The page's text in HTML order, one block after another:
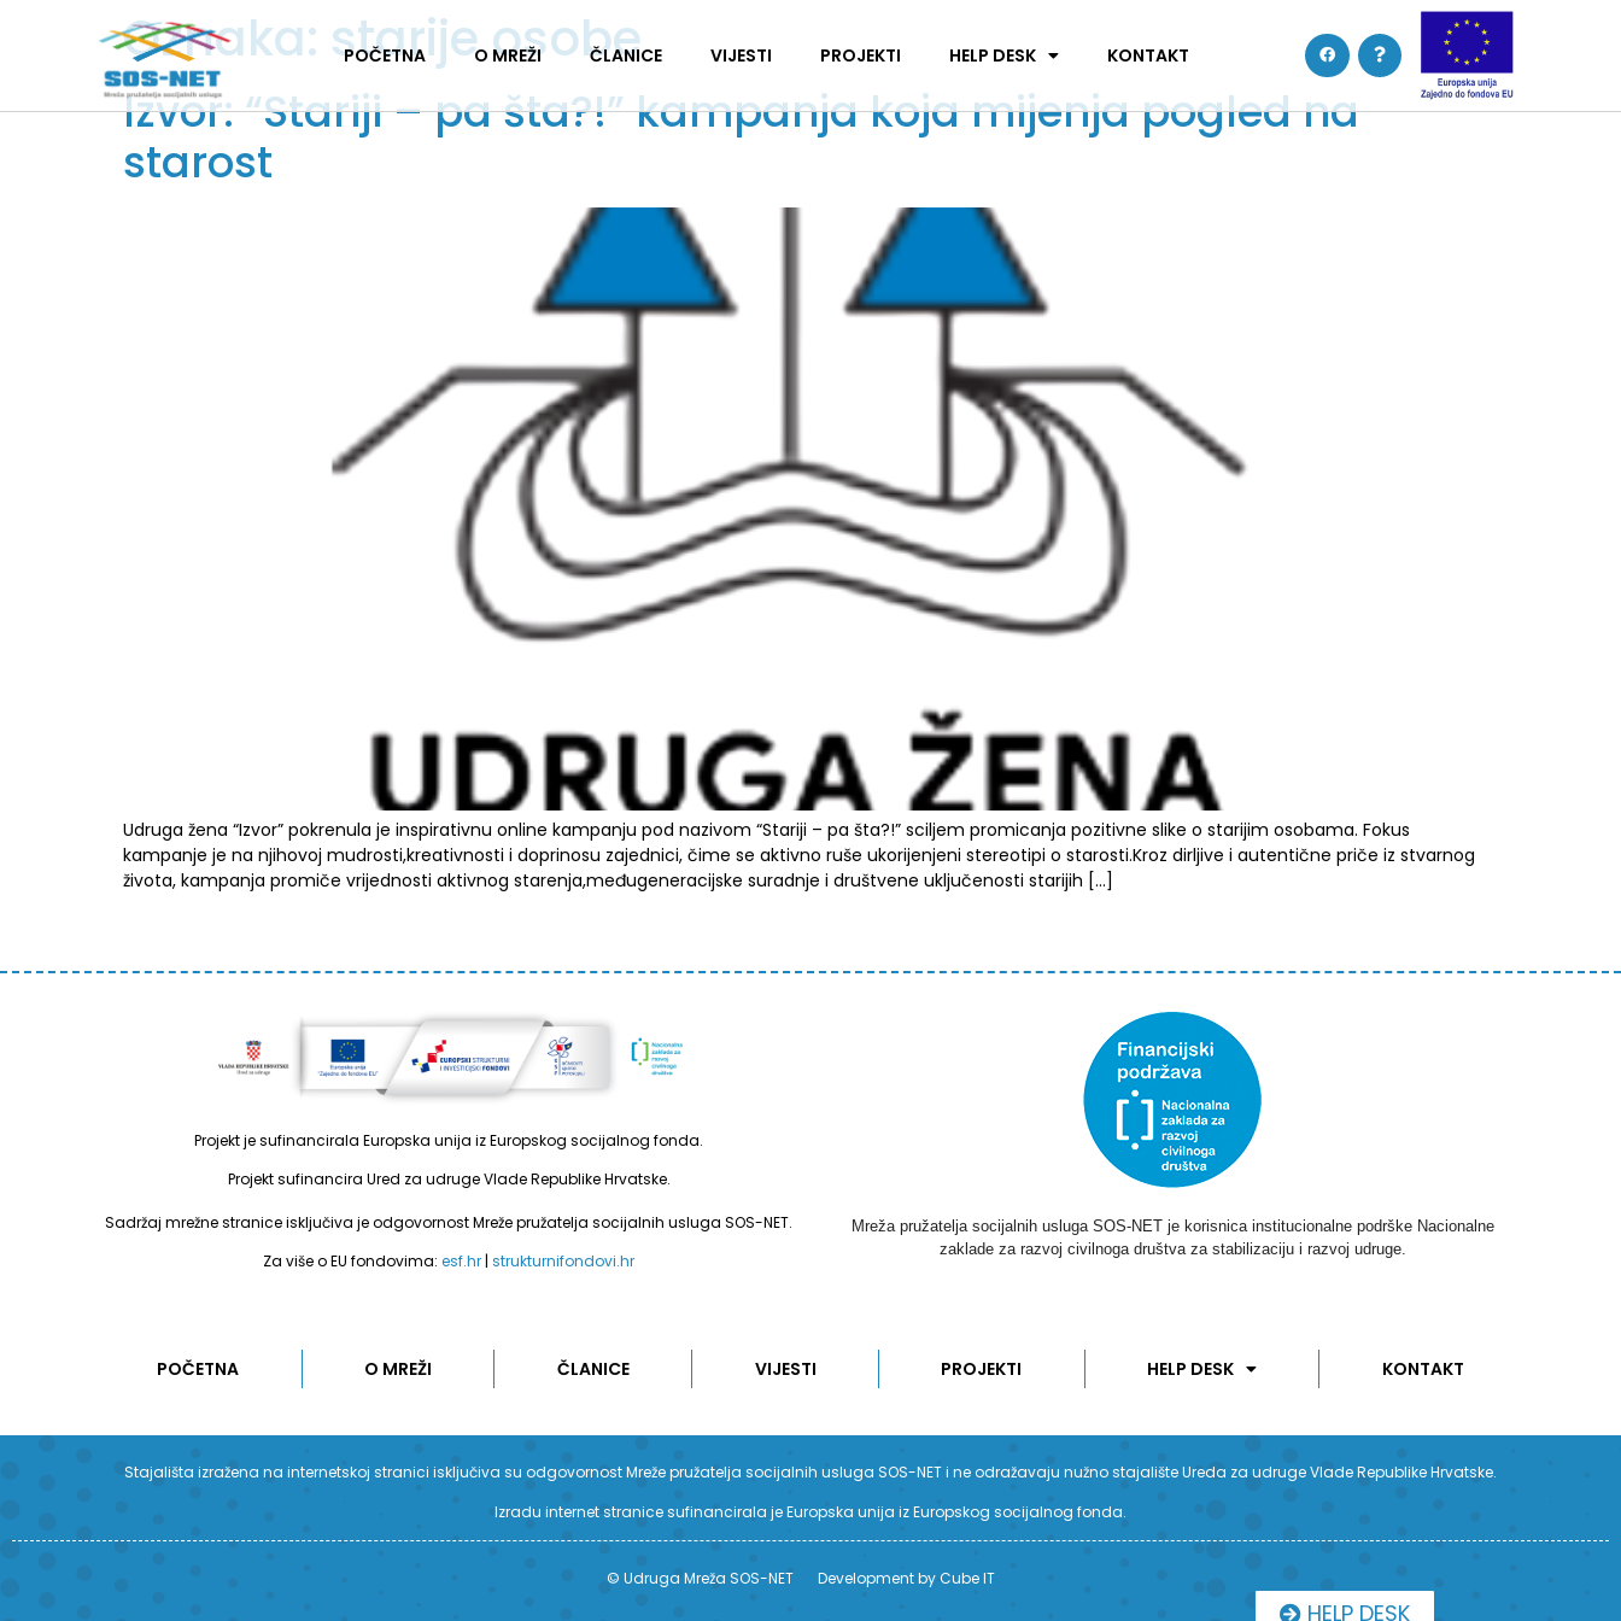
POČETNA O MREŽI ČLANICE VIJESTI PROJEKTI HELP DESK KONTAKT
Oznaka: starije osobe
Izvor: “Stariji – pa šta?!” kampanja koja mijenja pogled na
starost
Udruga žena “Izvor” pokrenula je inspirativnu online kampanju pod nazivom “Stariji – pa šta?!” sciljem promicanja pozitivne slike o starijim osobama. Fokus
kampanje je na njihovoj mudrosti,kreativnosti i doprinosu zajednici, čime se aktivno ruše ukorijenjeni stereotipi o starosti.Kroz dirljive i autentične priče iz stvarnog
života, kampanja promiče vrijednosti aktivnog starenja,međugeneracijske suradnje i društvene uključenosti starijih […]
Projekt je sufinancirala Europska unija iz Europskog socijalnog fonda.
Projekt sufinancira Ured za udruge Vlade Republike Hrvatske.
Sadržaj mrežne stranice isključiva je odgovornost Mreže pružatelja socijalnih usluga SOS-NET.
Za više o EU fondovima: esf.hr | strukturnifondovi.hr
Mreža pružatelja socijalnih usluga SOS-NET je korisnica institucionalne podrške Nacionalne
zaklade za razvoj civilnoga društva za stabilizaciju i razvoj udruge.
POČETNA O MREŽI ČLANICE VIJESTI PROJEKTI HELP DESK KONTAKT
Stajališta izražena na internetskoj stranici isključiva su odgovornost Mreže pružatelja socijalnih usluga SOS-NET i ne odražavaju nužno stajalište Ureda za udruge Vlade Republike Hrvatske.
Izradu internet stranice sufinancirala je Europska unija iz Europskog socijalnog fonda.
© Udruga Mreža SOS-NET Development by Cube IT
HELP DESK